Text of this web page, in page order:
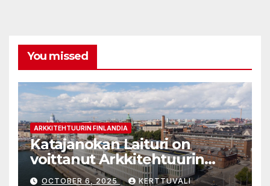
You missed
ARKKITEHTUURIN FINLANDIA
Katajanokan Laituri on
voittanut Arkkitehtuurin
Finlandia -palkinnon
OCTOBER 6, 2025 KERTTUVALI